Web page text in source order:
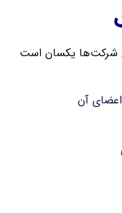
شرکت‌ها یکسان است
آن